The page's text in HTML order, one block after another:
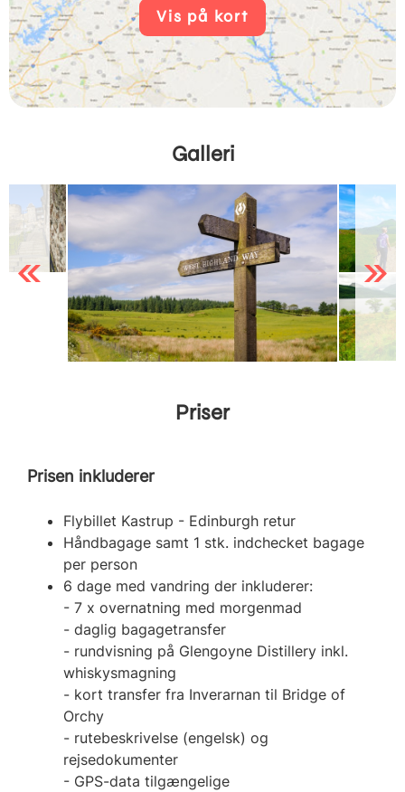
Vis på kort
Galleri
Previous Next
Priser
Prisen inkluderer
Flybillet Kastrup - Edinburgh retur
Håndbagage samt 1 stk. indchecket bagage
per person
6 dage med vandring der inkluderer:
- 7 x overnatning med morgenmad
- daglig bagagetransfer
- rundvisning på Glengoyne Distillery inkl.
whiskysmagning
- kort transfer fra Inverarnan til Bridge of
Orchy
- rutebeskrivelse (engelsk) og
rejsedokumenter
- GPS-data tilgængelige